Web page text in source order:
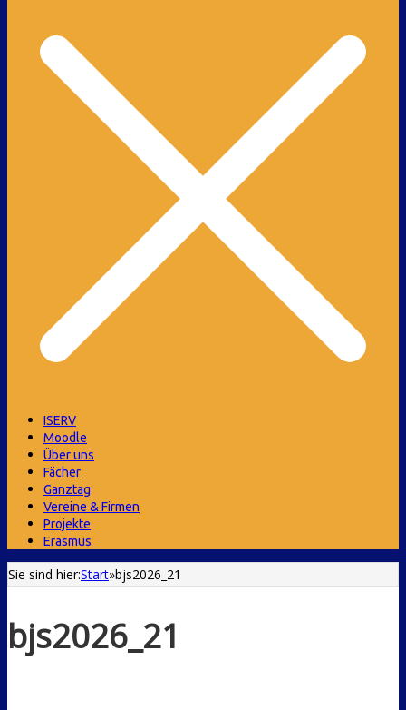
ISERV
Moodle
Über uns
Fächer
Ganztag
Vereine & Firmen
Projekte
Erasmus
Sie sind hier:Start»bjs2026_21
bjs2026_21